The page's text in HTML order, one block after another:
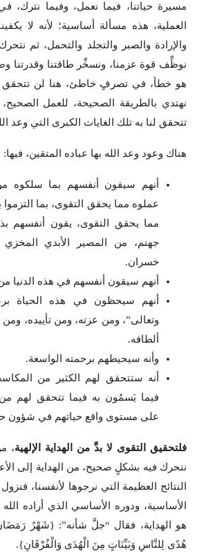
مسيرة حياتنا، فيما نعمل، وفيما نترك، في
العملية، هذه مسألة أساسية؛ لأنه لا
والإرادة والصبر والتجلد والتحمل، ثم
نوظِّف قوة عزمنا، ونسخِّر طاقتنا وقدرتنا
هو خطأ، في تصرفٍ خاطئ، هنا لن تتحقق
نهتدي بالطريقة الصحيحة، للعمل
تتحقق لنا به تلك الغايات الكبرى التي وعد
هناك وعود وعد الله بها عباده المتقين، فيها:
أنهم سيقون أنفسهم بما سلكوه
عملوه مما يحقق التقوى، بما التزموا
مما يحقق التقوى، يقون أنفسهم
جهنم، من المصير الأبدي المخزي
خسران.
أنهم سيقون أنفسهم في هذه الدنيا من
أنهم سيحظون في هذه الحياة
وتعالى”، ومن عزته، ومن تأييده،
ألطافه.
وأنه سيحيطهم برحمته الواسعة.
أنه ستتحقق لهم الكثير من
فيما يَسمُون به فيما تتحقق لهم من
على مستوى واقع حياتهم في شؤون
فلتحقيق التقوى لا بدَّ من الهداية الإلهية،
نتحرك فيه بشكلٍ صحيح، من الهداية إلى
النتائج العظيمة التي نرجوها لأنفسنا،
الأساسية، ودوره الأساسي الذي أراده
هو الهداية، فقال “جلَّ شأنه”: {شَهْرُ
هُدًى لِلنَّاسِ وَبَيِّنَاتٍ مِنَ الْهُدَى وَالْفُرْقَانِ}.